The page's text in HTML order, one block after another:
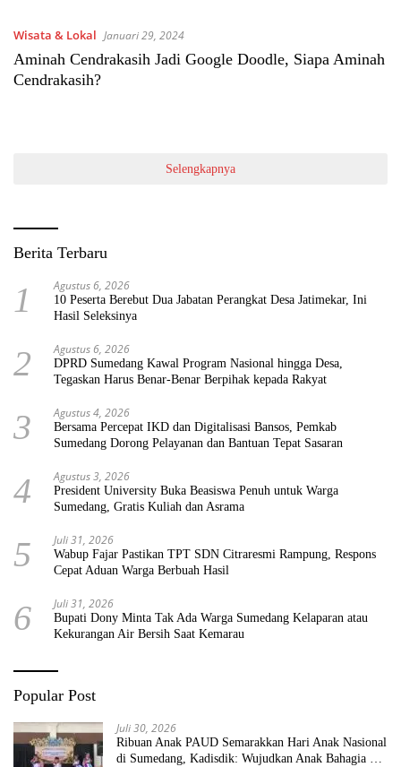
Wisata & Lokal Januari 29, 2024
Aminah Cendrakasih Jadi Google Doodle, Siapa Aminah
Cendrakasih?
Selengkapnya
Berita Terbaru
1 Agustus 6, 2026
10 Peserta Berebut Dua Jabatan Perangkat Desa Jatimekar, Ini
Hasil Seleksinya
2 Agustus 6, 2026
DPRD Sumedang Kawal Program Nasional hingga Desa,
Tegaskan Harus Benar-Benar Berpihak kepada Rakyat
3 Agustus 4, 2026
Bersama Percepat IKD dan Digitalisasi Bansos, Pemkab
Sumedang Dorong Pelayanan dan Bantuan Tepat Sasaran
4 Agustus 3, 2026
President University Buka Beasiswa Penuh untuk Warga
Sumedang, Gratis Kuliah dan Asrama
5 Juli 31, 2026
Wabup Fajar Pastikan TPT SDN Citraresmi Rampung, Respons
Cepat Aduan Warga Berbuah Hasil
6 Juli 31, 2026
Bupati Dony Minta Tak Ada Warga Sumedang Kelaparan atau
Kekurangan Air Bersih Saat Kemarau
Popular Post
Juli 30, 2026
Ribuan Anak PAUD Semarakkan Hari Anak Nasional
di Sumedang, Kadisdik: Wujudkan Anak Bahagia dan